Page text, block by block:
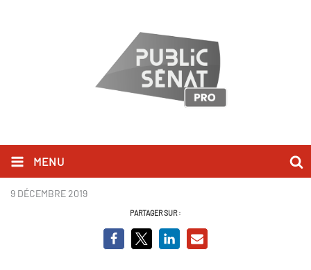
MENU
Fabien Roussel.png
9 DÉCEMBRE 2019
PARTAGER SUR :